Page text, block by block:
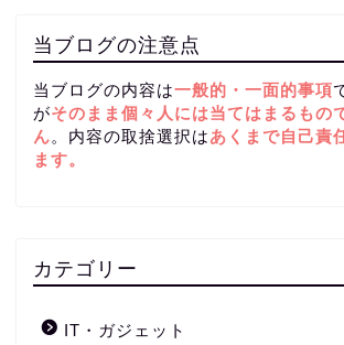
当ブログの注意点
当ブログの内容は一般的・一面的事項
がそのまま個々人には当てはまるもの
ん。内容の取捨選択はあくまで自己責
ます。
カテゴリー
IT・ガジェット